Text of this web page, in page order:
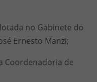
no Gabinete do
Ernesto Manzi;
Coordenadoria de